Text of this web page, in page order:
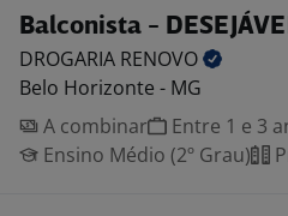
Balconista -
DROGARIA RENOVO
Belo Horizonte - MG
A combinar
Entre 1 e 3
Ensino Médio (2º Grau)